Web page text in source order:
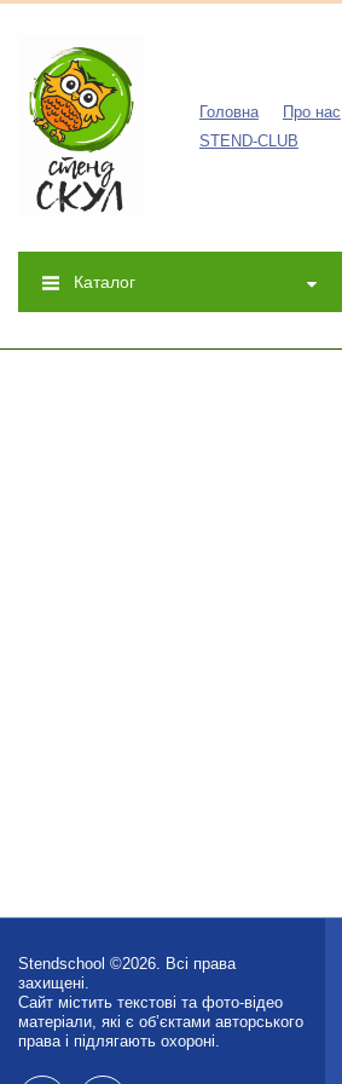
Головна Про нас
STEND-CLUB
Каталог
Stendschool ©2026. Всі права
захищені.
Сайт містить текстові та фото-відео
матеріали, які є об’єктами авторського
права і підлягають охороні.